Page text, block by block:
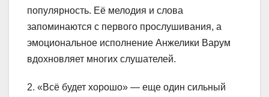
популярность. Её мелодия и слова
запоминаются с первого прослушивания, а
эмоциональное исполнение Анжелики Варум
вдохновляет многих слушателей.
2. «Всё будет хорошо» — еще один сильный